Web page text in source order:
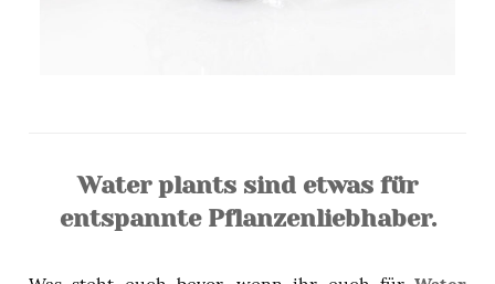
Water plants sind etwas für
entspannte Pflanzenliebhaber.